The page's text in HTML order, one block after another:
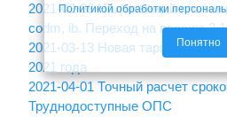
2021-02-08 Наложенный
codm, ib. Переход на версию 2.1
2021-03-13 Новая тарификация
2021 года
2021-04-01 Точный расчет
Труднодоступные ОПС
Политикой обработки
Понятно